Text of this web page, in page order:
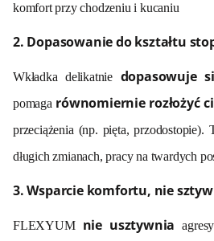
komfort przy chodzeniu i kucaniu
2. Dopasowanie do kształtu
Wkładka delikatnie dopasowuje
pomaga równomiernie rozłożyć
przeciążenia (np. pięta, przodostopie).
długich zmianach, pracy na twardych
3. Wsparcie komfortu, nie
FLEXYUM nie usztywnia